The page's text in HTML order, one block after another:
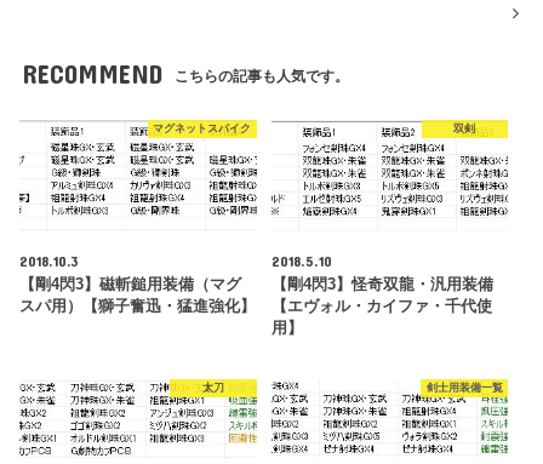
RECOMMEND こちらの記事も人気です。
マグネットスパイク
2018.10.3
【剛4閃3】磁斬鎚用装備（マグ
スパ用）【獅子奮迅・猛進強化】
双剣
2018.5.10
【剛4閃3】怪奇双龍・汎用装備
【エヴォル・カイファ・千代使
用】
太刀 剣士用装備一覧